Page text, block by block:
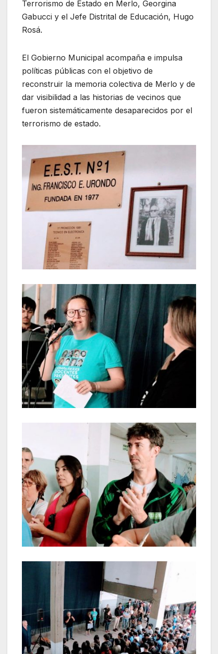
Terrorismo de Estado en Merlo, Georgina
Gabucci y el Jefe Distrital de Educación, Hugo
Rosá.
El Gobierno Municipal acompaña e impulsa
políticas públicas con el objetivo de
reconstruir la memoria colectiva de Merlo y de
dar visibilidad a las historias de vecinos que
fueron sistemáticamente desaparecidos por el
terrorismo de estado.